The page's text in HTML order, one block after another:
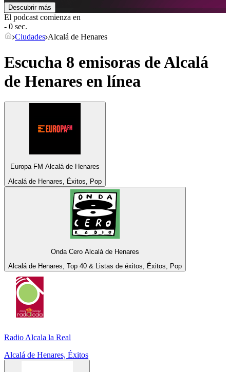
Descubrir más
El podcast comienza en
- 0 sec.
Ciudades Alcalá de Henares
Escucha 8 emisoras deAlcalá
de Henares en línea
Europa FM Alcalá de Henares
Alcalá de Henares, Éxitos, Pop
Onda Cero Alcalá de Henares
Alcalá de Henares, Top 40 & Listas de éxitos, Éxitos, Pop
Radio Alcala la Real
Alcalá de Henares, Éxitos